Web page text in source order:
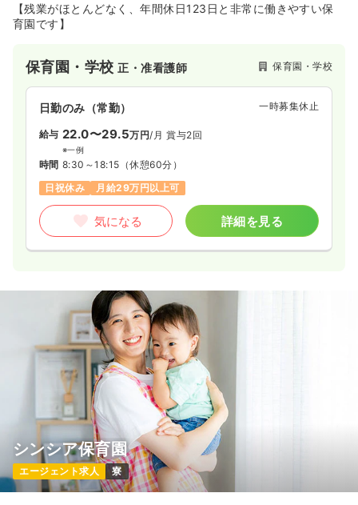
【残業がほとんどなく、年間休日123日と非常に働きやすい保
育園です】
保育園・学校正・准看護師 保育園・学校
日勤のみ（常勤） 一時募集休止
給与 22.0〜29.5万円/月 賞与2回
※一例
時間 8:30～18:15 （休憩60分）
日祝休み
月給29万円以上可
気になる 詳細を見る
シンシア保育園
エージェント求人 寮